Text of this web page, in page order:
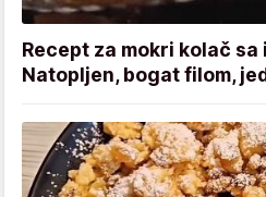
Recept za mokri kolač
Natopljen, bogat filom,